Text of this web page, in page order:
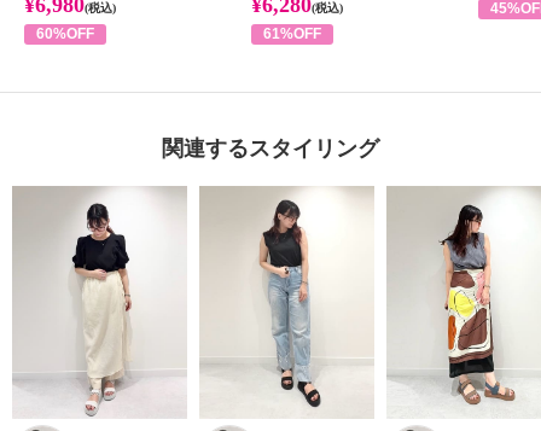
¥6,980(税込)
60%OFF
¥6,280(税込)
61%OFF
関連するスタイリング